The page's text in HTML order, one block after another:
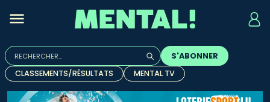
Rechercher :
Quand les résultats de l'auto-complétion sont
S'ABONNER
CLASSEMENTS/RÉSULTATS
MENTAL TV